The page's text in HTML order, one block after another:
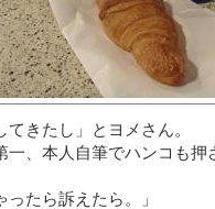
きたし」とヨメさん。
、本人自筆でハンコも押
たら訴えたら。」